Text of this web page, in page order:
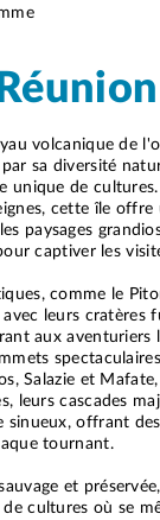
volcanique de
sa diversité
unique de
cette île offre
paysages
captiver les
comme le
leurs cratères
aux
Salazie et
leurs cascades
sinueux, offrant
tournant.
et
cultures où se